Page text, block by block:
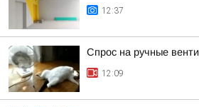
12:37
Спрос на ручные
12:09